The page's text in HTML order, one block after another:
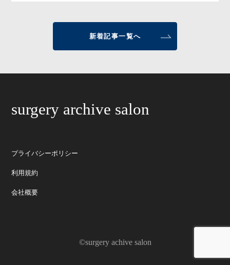
新着記事一覧へ
surgery archive salon
プライバシーポリシー
利用規約
会社概要
©surgery achive salon